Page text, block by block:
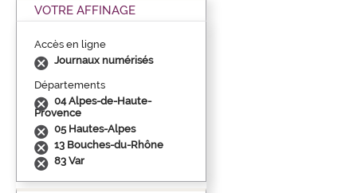
VOTRE AFFINAGE
Accès en ligne
Journaux numérisés
Départements
04 Alpes-de-Haute-
Provence
05 Hautes-Alpes
13 Bouches-du-Rhône
83 Var